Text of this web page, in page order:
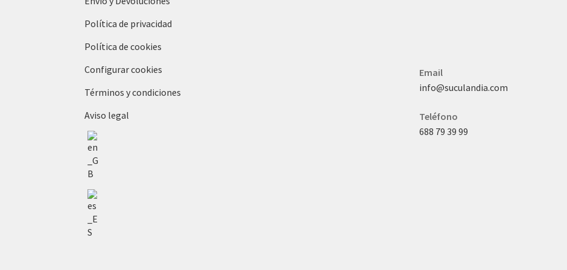
Política de privacidad
Política de cookies
Configurar cookies
Términos y condiciones
Aviso legal
Email
info@suculandia.com
Teléfono
688 79 39 99